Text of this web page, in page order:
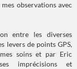
observations avec
entre les diverses
levers de points GPS,
soins et par Eric
imprécisions et